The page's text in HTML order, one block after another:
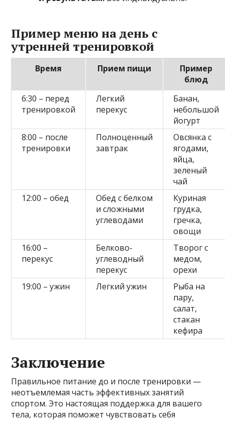
Пример меню на день с
утренней тренировкой
Время Прием пищи
Пример
блюд
6:30 – перед
тренировкой
Легкий
перекус
Банан,
небольшой
йогурт
8:00 – после
тренировки
Полноценный
завтрак
Овсянка с
ягодами,
яйца,
зеленый
чай
12:00 – обед
Обед с белком
и сложными
углеводами
Куриная
грудка,
гречка,
овощи
16:00 –
перекус
Белково-
углеводный
перекус
Творог с
медом,
орехи
19:00 – ужин
Легкий ужин
Рыба на
пару,
салат,
стакан
кефира
Заключение
Правильное питание до и после тренировки —
неотъемлемая часть эффективных занятий
спортом. Это настоящая поддержка для вашего
тела, которая поможет чувствовать себя